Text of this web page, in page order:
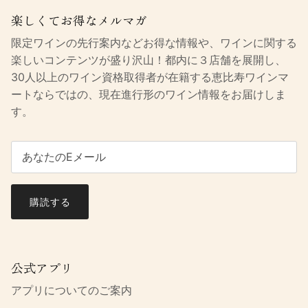
楽しくてお得なメルマガ
限定ワインの先行案内などお得な情報や、ワインに関する
楽しいコンテンツが盛り沢山！都内に３店舗を展開し、
30人以上のワイン資格取得者が在籍する恵比寿ワインマ
ートならではの、現在進行形のワイン情報をお届けしま
す。
購読する
公式アプリ
アプリについてのご案内